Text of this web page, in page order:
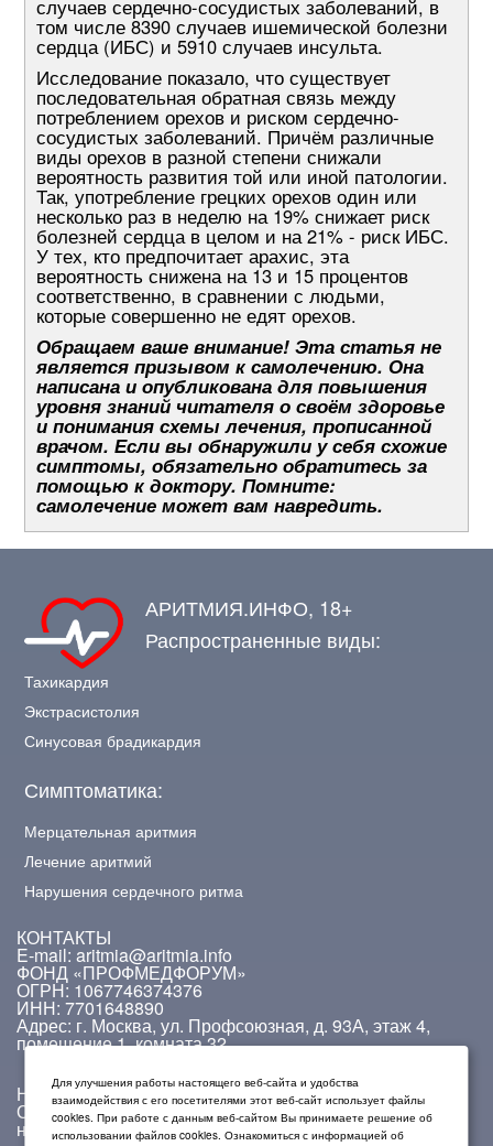
случаев сердечно-сосудистых заболеваний, в
том числе 8390 случаев ишемической болезни
сердца (ИБС) и 5910 случаев инсульта.
Исследование показало, что существует
последовательная обратная связь между
потреблением орехов и риском сердечно-
сосудистых заболеваний. Причём различные
виды орехов в разной степени снижали
вероятность развития той или иной патологии.
Так, употребление грецких орехов один или
несколько раз в неделю на 19% снижает риск
болезней сердца в целом и на 21% - риск ИБС.
У тех, кто предпочитает арахис, эта
вероятность снижена на 13 и 15 процентов
соответственно, в сравнении с людьми,
которые совершенно не едят орехов.
Обращаем ваше внимание! Эта статья не
является призывом к самолечению. Она
написана и опубликована для повышения
уровня знаний читателя о своём здоровье
и понимания схемы лечения, прописанной
врачом. Если вы обнаружили у себя схожие
симптомы, обязательно обратитесь за
помощью к доктору. Помните:
самолечение может вам навредить.
АРИТМИЯ.ИНФО, 18+
Распространенные виды:
Тахикардия
Экстрасистолия
Синусовая брадикардия
Симптоматика:
Мерцательная аритмия
Лечение аритмий
Нарушения сердечного ритма
КОНТАКТЫ
E-mail: aritmia@aritmia.info
ФОНД «ПРОФМЕДФОРУМ»
ОГРН: 1067746374376
ИНН: 7701648890
Адрес: г. Москва, ул. Профсоюзная, д. 93А, этаж 4,
помещение 1, комната 32.
На сайте работает система проверки ошибок.
Обнаружив неточность в тексте, выделите ее и
нажмите Ctrl + Enter.
Для улучшения работы настоящего веб-сайта и удобства
взаимодействия с его посетителями этот веб-сайт использует файлы
cookies. При работе с данным веб-сайтом Вы принимаете решение об
использовании файлов cookies. Ознакомиться с информацией об